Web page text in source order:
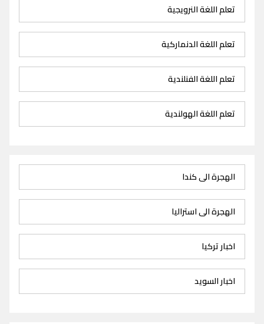
تعلم اللغة النرويجية
تعلم اللغة الدنماركية
تعلم اللغة الفنلندية
تعلم اللغة الهولندية
الهجرة الى كندا
الهجرة الى استراليا
اخبار تركيا
اخبار السويد